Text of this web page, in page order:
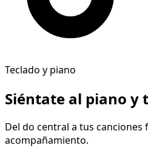
Teclado y piano
Siéntate al piano y
Del do central a tus
acompañamiento.